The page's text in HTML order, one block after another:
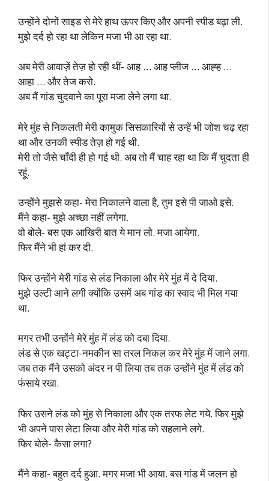
उन्होंने दोनों साइड से मेरे हाथ ऊपर किए और अपनी स्पीड बढ़ा ली.
मुझे दर्द हो रहा था लेकिन मजा भी आ रहा था.
अब मेरी आवाज़ें तेज़ हो रही थीं- आह … आह प्लीज … आह्ह …
आहा … और तेज करो.
अब मैं गांड चुदवाने का पूरा मजा लेने लगा था.
मेरे मुंह से निकलती मेरी कामुक सिसकारियों से उन्हें भी जोश चढ़ रहा
था और उनकी स्पीड तेज़ हो गई थी.
मेरी तो जैसे चाँदी ही हो गई थी. अब तो मैं चाह रहा था कि मैं चुदता ही
रहूं.
उन्होंने मुझसे कहा- मेरा निकालने वाला है, तुम इसे पी जाओ इसे.
मैंने कहा- मुझे अच्छा नहीं लगेगा.
वो बोले- बस एक आखिरी बात ये मान लो. मजा आयेगा.
फिर मैंने भी हां कर दी.
फिर उन्होंने मेरी गांड से लंड निकाला और मेरे मुंह में दे दिया.
मुझे उल्टी आने लगी क्योंकि उसमें अब गांड का स्वाद भी मिल गया
था.
मगर तभी उन्होंने मेरे मुंह में लंड को दबा दिया.
लंड से एक खट्टा-नमकीन सा तरल निकल कर मेरे मुंह में जाने लगा.
जब तक मैंने उसको अंदर न पी लिया तब तक उन्होंने मुंह में लंड को
फंसाये रखा.
फिर उसने लंड को मुंह से निकाला और एक तरफ लेट गये. फिर मुझे
भी अपने पास लेटा लिया और मेरी गांड को सहलाने लगे.
फिर बोले- कैसा लगा?
मैंने कहा- बहुत दर्द हुआ. मगर मजा भी आया. बस गांड में जलन हो